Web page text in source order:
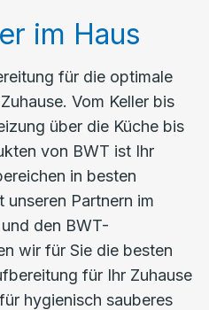
im Haus
für die optimale
Vom Keller bis
über die Küche bis
von BWT ist Ihr
in besten
unseren Partnern im
den BWT-
wir für Sie die besten
für Ihr Zuhause
hygienisch sauberes